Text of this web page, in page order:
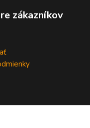
zákazníkov